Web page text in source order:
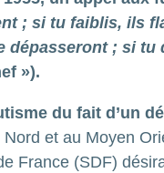
; si tu faiblis, ils
dépasseront ; si
»).
du fait d’un
Nord et au Moyen
France (SDF)